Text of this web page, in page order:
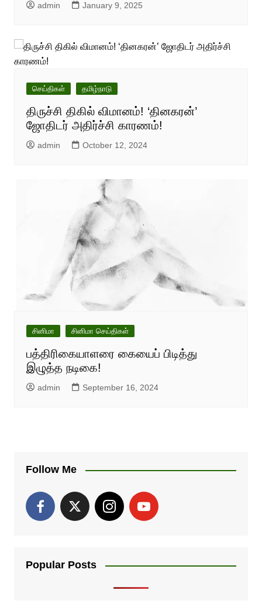
admin January 9, 2025
செய்திகள் தமிழ்நாடு
திருச்சி திகில் விமானம்! ‘தினகரன்’
ஜோதிடர் அதிர்ச்சி காரணம்!
admin October 12, 2024
சினிமா சினிமா செய்திகள்
பத்திரிகையாளரை கையைப் பிடித்து
இழுத்த நடிகை!
admin September 16, 2024
Follow Me
Popular Posts